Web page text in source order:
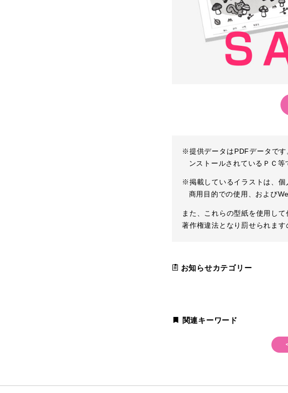
※提供データはPDFデータで
ンストールされているＰＣ等
※掲載しているイラストは、個
商用目的での使用、および
また、これらの型紙を使用し
著作権違法となり罰せられます
お知らせカテゴリー
関連キーワード